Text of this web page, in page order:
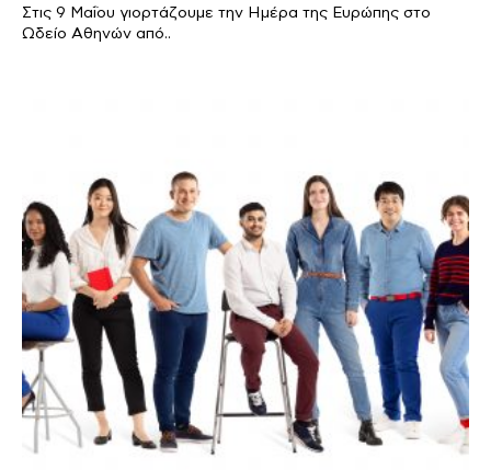
Στις 9 Μαΐου γιορτάζουμε την Ημέρα της Ευρώπης στο
Ωδείο Αθηνών από..